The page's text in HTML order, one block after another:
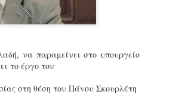
να παραμείνει στο υπουργείο
το έργο του
στη θέση του Πάνου Σκουρλέτη
ήδη ολοκληρώσει την
Στο πλαίσιο της
ολοκαίνουργια
στελεχών της υπηρεσίας.